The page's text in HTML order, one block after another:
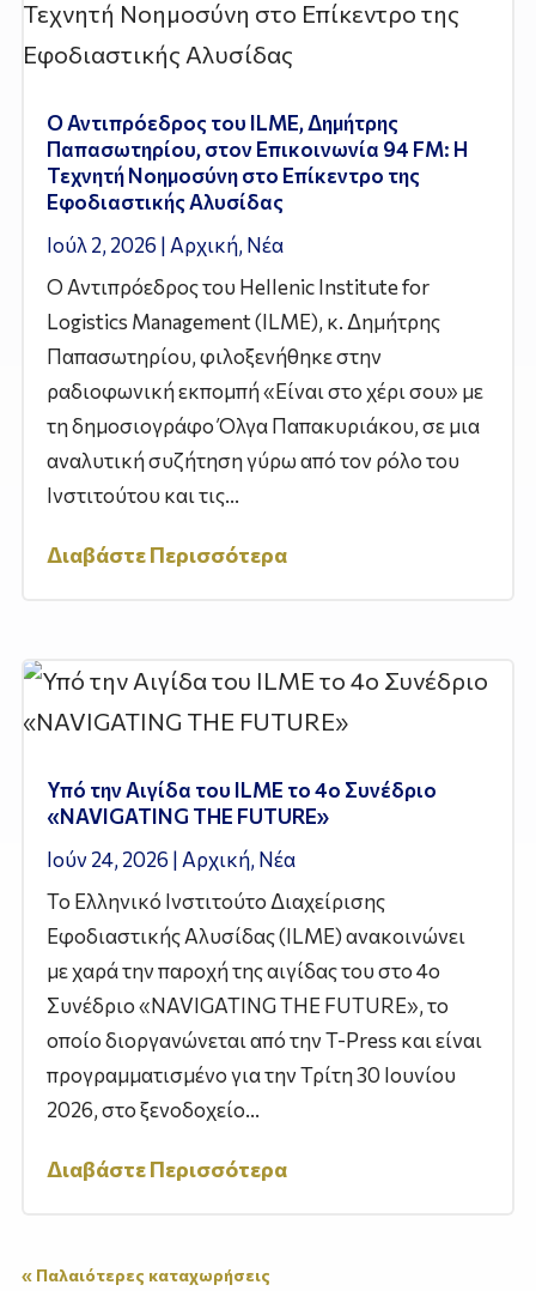
Ο Αντιπρόεδρος του ILME, Δημήτρης
Παπασωτηρίου, στον Επικοινωνία 94 FM: Η
Τεχνητή Νοημοσύνη στο Επίκεντρο της
Εφοδιαστικής Αλυσίδας
Ιούλ 2, 2026 | Αρχική, Νέα
Ο Αντιπρόεδρος του Hellenic Institute for
Logistics Management (ILME), κ. Δημήτρης
Παπασωτηρίου, φιλοξενήθηκε στην
ραδιοφωνική εκπομπή «Είναι στο χέρι σου» με
τη δημοσιογράφο Όλγα Παπακυριάκου, σε μια
αναλυτική συζήτηση γύρω από τον ρόλο του
Ινστιτούτου και τις...
Διαβάστε Περισσότερα
Υπό την Αιγίδα του ILME το 4ο Συνέδριο
«NAVIGATING THE FUTURE»
Ιούν 24, 2026 | Αρχική, Νέα
Το Ελληνικό Ινστιτούτο Διαχείρισης
Εφοδιαστικής Αλυσίδας (ILME) ανακοινώνει
με χαρά την παροχή της αιγίδας του στο 4ο
Συνέδριο «NAVIGATING THE FUTURE», το
οποίο διοργανώνεται από την T-Press και είναι
προγραμματισμένο για την Τρίτη 30 Ιουνίου
2026, στο ξενοδοχείο...
Διαβάστε Περισσότερα
« Παλαιότερες καταχωρήσεις